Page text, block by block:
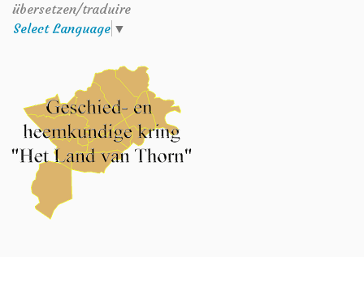
übersetzen/traduire
Select Language ▼